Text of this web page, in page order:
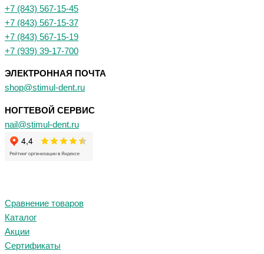
+7 (843) 567-15-45
+7 (843) 567-15-37
+7 (843) 567-15-19
+7 (939) 39-17-700
ЭЛЕКТРОННАЯ ПОЧТА
shop@stimul-dent.ru
НОГТЕВОЙ СЕРВИС
nail@stimul-dent.ru
Сравнение товаров
Каталог
Акции
Сертификаты